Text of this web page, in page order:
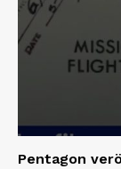
Pentagon